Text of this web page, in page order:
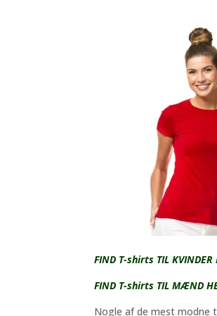
FIND T-shirts TIL KVINDER
FIND T-shirts TIL MÆND
Nogle af de mest modne